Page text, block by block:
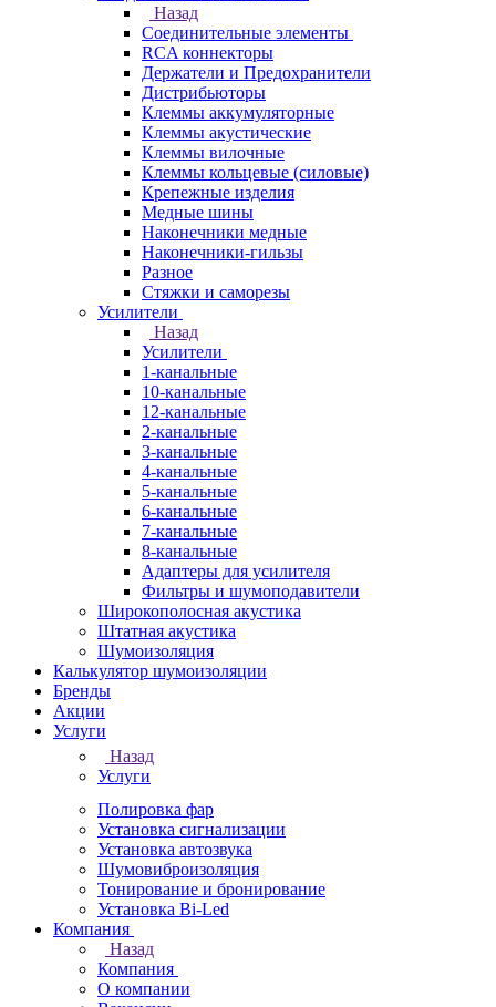
Назад
Соединительные элементы
RCA коннекторы
Держатели и Предохранители
Дистрибьюторы
Клеммы аккумуляторные
Клеммы акустические
Клеммы вилочные
Клеммы кольцевые (силовые)
Крепежные изделия
Медные шины
Наконечники медные
Наконечники-гильзы
Разное
Стяжки и саморезы
Усилители
Назад
Усилители
1-канальные
10-канальные
12-канальные
2-канальные
3-канальные
4-канальные
5-канальные
6-канальные
7-канальные
8-канальные
Адаптеры для усилителя
Фильтры и шумоподавители
Широкополосная акустика
Штатная акустика
Шумоизоляция
Калькулятор шумоизоляции
Бренды
Акции
Услуги
Назад
Услуги
Полировка фар
Установка сигнализации
Установка автозвука
Шумовиброизоляция
Тонирование и бронирование
Установка Bi-Led
Компания
Назад
Компания
О компании